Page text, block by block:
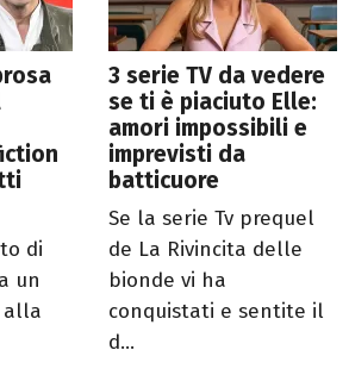
di
un
alla
3 serie TV da vedere
se ti è piaciuto Elle:
amori impossibili e
imprevisti da
batticuore
Se la serie Tv prequel
de La Rivincita delle
bionde vi ha
conquistati e sentite il
d...